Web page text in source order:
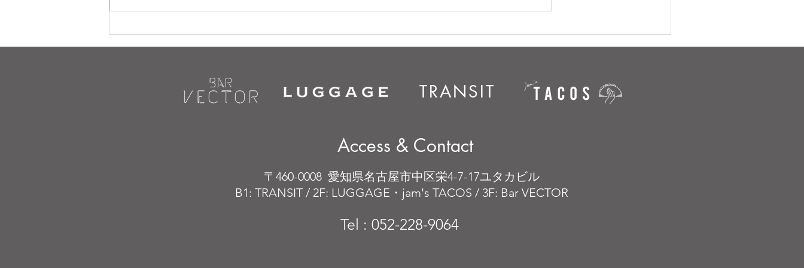
TRANSIT
Access & Contact
〒460-0008 愛知県名古屋市中区栄4-7-17ユタカビル
B1: TRANSIT / 2F: LUGGAGE・jam's TACOS / 3F: Bar VECTOR
Tel : 052-228-9064